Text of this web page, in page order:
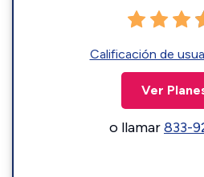
Calificación de
Ver
o llamar833-